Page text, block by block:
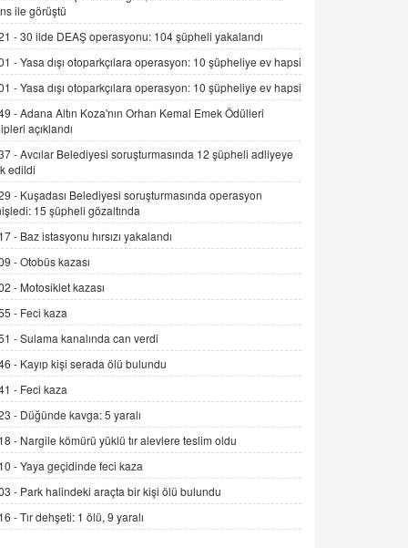
AV. DOĞAN CAN DOĞAN
Kişisel verilerin korunması ve dijital
hukukun gelişimi
15.09.2025 16:17
SEHER EREK
Kış Ayları Geldi, Hangi Önlemler
Alınmalı?
İNCİ GÜL AKÖL
Trump Keşke Adana'yı da Ziyaret Etse...
06.07.2026 13:00
ADEM AKÖL
Esed Destekçilerinin Yüzüne Vurulan
Şamar: Sednaya
11.12.2024 12:30
DR. EKREM ASLAN
Gerçek Ne, Algı Ne? "Beraber
Yürüyoruz" Cümlesinin Peşinden
19.07.2025 12:45
GÖNÜL MENEKŞE
Şifacının Yolu
04.11.2025 12:56
ile görüştü
-30 ilde DEAŞ operasyonu: 104 şüpheli yakalandı
-Yasa dışı otoparkçılara operasyon: 10 şüpheliye ev hapsi
-Yasa dışı otoparkçılara operasyon: 10 şüpheliye ev hapsi
-Adana Altın Koza'nın Orhan Kemal Emek Ödülleri
açıklandı
-Avcılar Belediyesi soruşturmasında 12 şüpheli adliyeye
edildi
- Kuşadası Belediyesi soruşturmasında operasyon
15 şüpheli gözaltında
- Baz istasyonu hırsızı yakalandı
-Otobüs kazası
- Motosiklet kazası
- Feci kaza
-Sulama kanalında can verdi
- Kayıp kişi serada ölü bulundu
- Feci kaza
- Düğünde kavga: 5 yaralı
- Nargile kömürü yüklü tır alevlere teslim oldu
-Yaya geçidinde feci kaza
- Park halindeki araçta bir kişi ölü bulundu
-Tır dehşeti: 1 ölü, 9 yaralı